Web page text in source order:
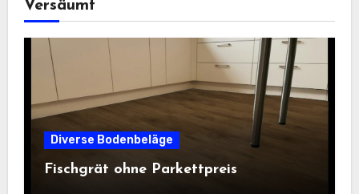
Versäumt
Diverse Bodenbeläge
Fischgrät ohne Parkettpreis